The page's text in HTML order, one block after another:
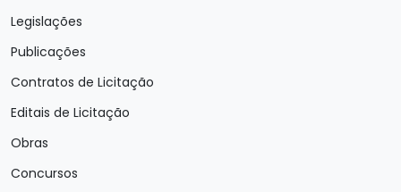
Legislações
Publicações
Contratos de Licitação
Editais de Licitação
Obras
Concursos